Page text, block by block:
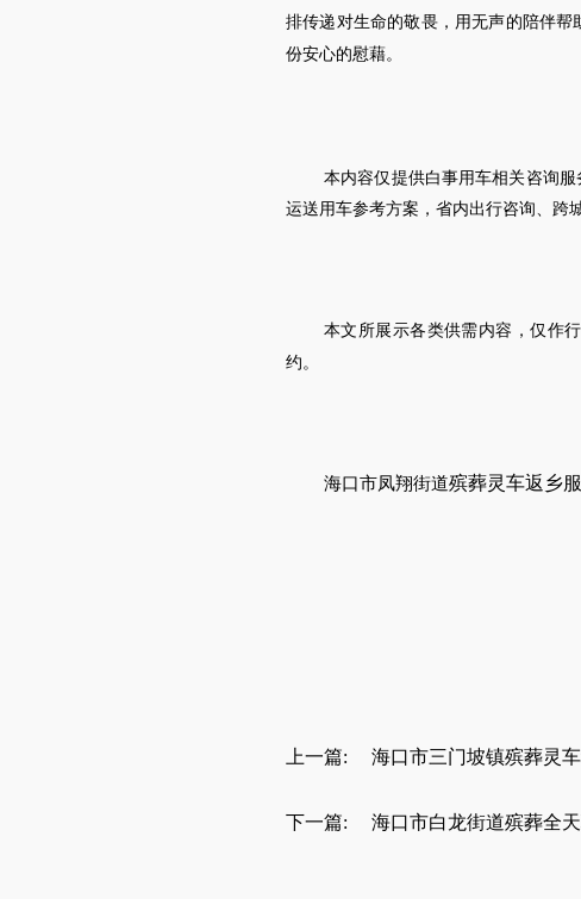
排传递对生命的敬畏，用无声的陪伴
份安心的慰藉。
本内容仅提供白事用车相关咨询
运送用车参考方案，省内出行咨询、跨
本文所展示各类供需内容，仅作
约。
海口市凤翔街道殡葬灵车返乡
上一篇: 海口市三门坡镇殡葬灵
下一篇: 海口市白龙街道殡葬全